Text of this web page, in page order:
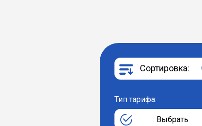
Сортировка:
Тип тарифа:
Выбрать